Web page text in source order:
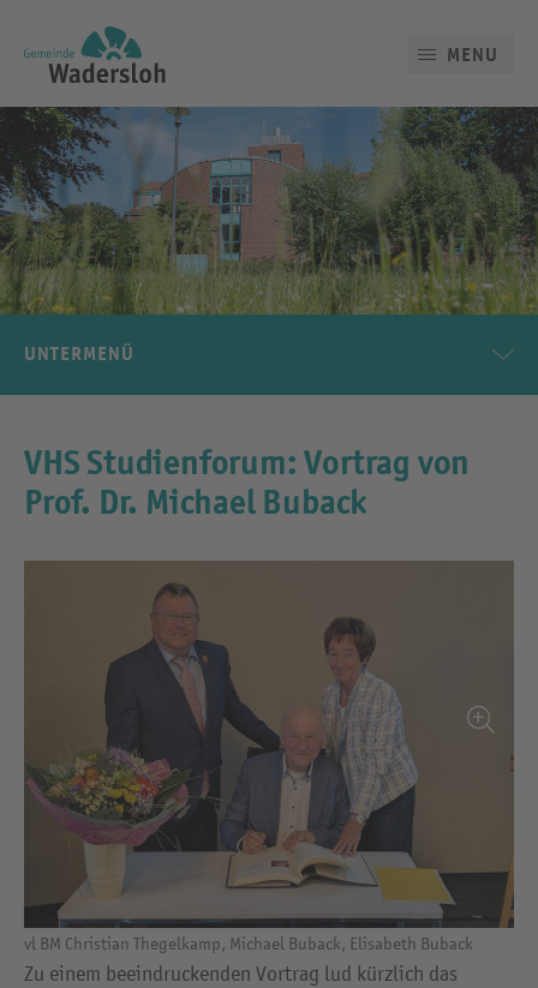
MENU
UNTERMENÜ
VHS Studienforum: Vortrag von
Prof. Dr. Michael Buback
vl BM Christian Thegelkamp, Michael Buback, Elisabeth Buback
Zu einem beeindruckenden Vortrag lud kürzlich das